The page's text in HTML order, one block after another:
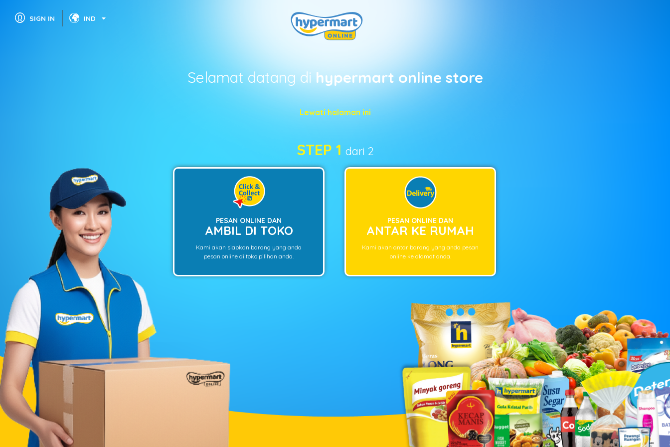
SIGN IN IND
Selamat datang di hypermart online store
Lewati halaman ini
STEP 1 dari 2
PESAN ONLINE DAN
AMBIL DI TOKO
Kami akan siapkan barang yang anda
pesan online di toko pilihan anda.
PESAN ONLINE DAN
ANTAR KE RUMAH
Kami akan antar barang yang anda pesan
online ke alamat anda.